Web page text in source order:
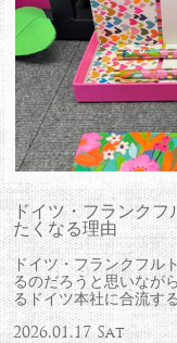
ドイツ・フランク
たくなる理由
ドイツ・フランクフル
るのだろうと思いなが
るドイツ本社に合流す
2026.01.17 Sat